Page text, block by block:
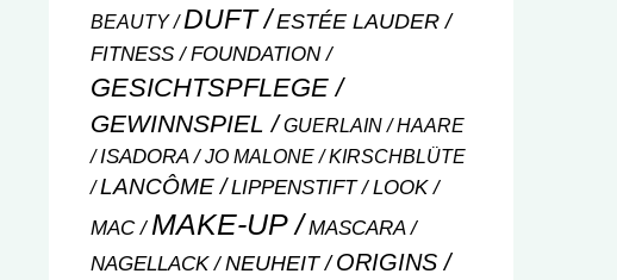
BEAUTY
DUFT
ESTÉE LAUDER
FITNESS
FOUNDATION
GESICHTSPFLEGE
GEWINNSPIEL GUERLAIN HAARE
ISADORA JO MALONE KIRSCHBLÜTE
LANCÔME LIPPENSTIFT
LOOK
MAC
MAKE-UP MASCARA
NAGELLACK NEUHEIT ORIGINS